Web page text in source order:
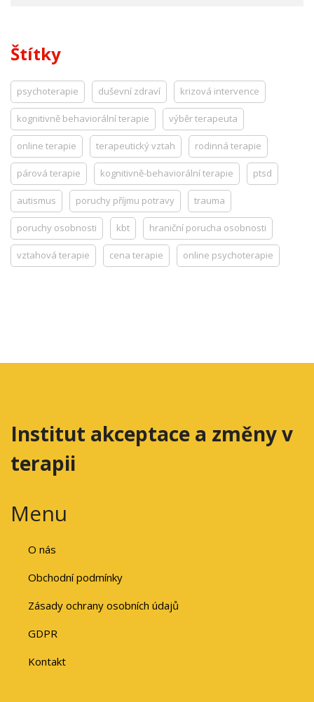
Štítky
psychoterapie duševní zdraví krizová intervence
kognitivně behaviorální terapie výběr terapeuta
online terapie terapeutický vztah rodinná terapie
párová terapie kognitivně-behaviorální terapie ptsd
autismus poruchy příjmu potravy trauma
poruchy osobnosti kbt hraniční porucha osobnosti
vztahová terapie cena terapie online psychoterapie
Institut akceptace a změny v
terapii
Menu
O nás
Obchodní podmínky
Zásady ochrany osobních údajů
GDPR
Kontakt